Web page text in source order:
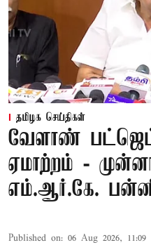
தமிழக செய்திகள்
வேளாண்
ஏமாற்றம் -
எம்.ஆர்.கே.
Published on: 06 Aug 2026, 11:09